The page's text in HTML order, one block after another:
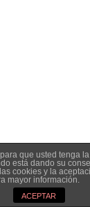
que usted tenga
está dando su
cookies y la
mayor información.
ACEPTAR